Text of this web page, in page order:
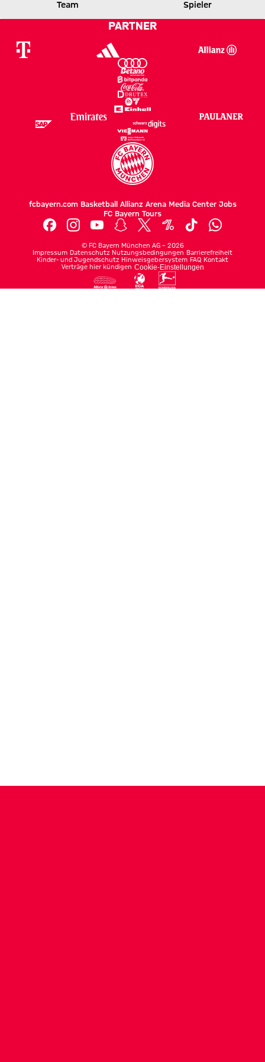
KOE
Zwischenergebnis:
0 zu 2 nach Erste Halbzeit
FCB
Team Spieler
PARTNER
fcbayern.com Basketball Allianz Arena Media Center Jobs
FC Bayern Tours
© FC Bayern München AG – 2026
Impressum Datenschutz Nutzungsbedingungen Barrierefreiheit
Kinder- und Jugendschutz Hinweisgebersystem FAQ Kontakt
Verträge hier kündigen Cookie-Einstellungen